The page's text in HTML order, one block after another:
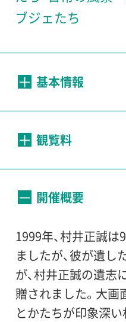
ブジェたち
基本情報
2005年4月29日（金）
10:00～18:00（入場
休館日：
毎週月曜日
会場：
世田谷美術館 展示室
観覧料
（個人）
円／中小生100円
（団体）
一般 160円 ／65歳以
／中小生 80円
開催概要
1999年、村井正誠は
ましたが、彼が遺し
が、村井正誠の遺志
贈されました。大画
とかたちが印象深い